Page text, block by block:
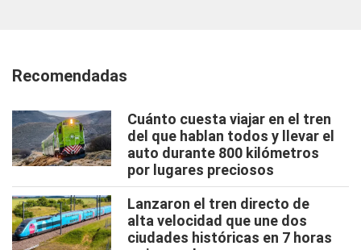
Recomendadas
Cuánto cuesta viajar en el tren
del que hablan todos y llevar el
auto durante 800 kilómetros
por lugares preciosos
Lanzaron el tren directo de
alta velocidad que une dos
ciudades históricas en 7 horas